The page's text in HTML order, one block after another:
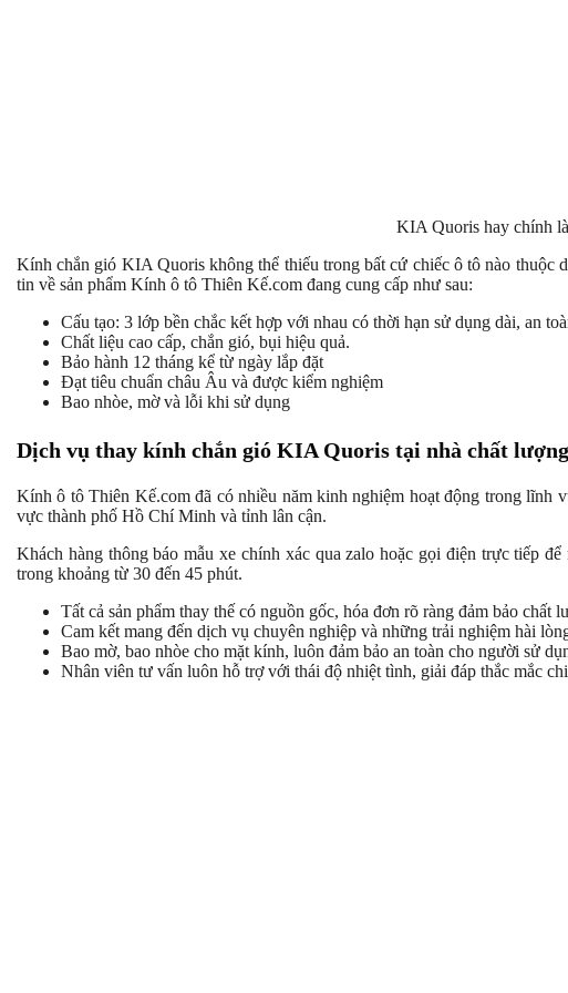
KIA Quoris hay chính
Kính chắn gió KIA Quoris không thể thiếu trong bất cứ chiếc ô tô nào
tin về sản phẩm Kính ô tô Thiên Kế.com đang cung cấp như sau:
Cấu tạo: 3 lớp bền chắc kết hợp với nhau có thời hạn sử dụng dài, an
Chất liệu cao cấp, chắn gió, bụi hiệu quả.
Bảo hành 12 tháng kể từ ngày lắp đặt
Đạt tiêu chuẩn châu Âu và được kiểm nghiệm
Bao nhòe, mờ và lỗi khi sử dụng
Dịch vụ thay kính chắn gió KIA Quoris tại nhà chất
Kính ô tô Thiên Kế.com đã có nhiều năm kinh nghiệm hoạt động trong lĩnh
vực thành phố Hồ Chí Minh và tỉnh lân cận.
Khách hàng thông báo mẫu xe chính xác qua zalo hoặc gọi điện trực tiếp
trong khoảng từ 30 đến 45 phút.
Tất cả sản phẩm thay thế có nguồn gốc, hóa đơn rõ ràng đảm bảo chất
Cam kết mang đến dịch vụ chuyên nghiệp và những trải nghiệm hài
Bao mờ, bao nhòe cho mặt kính, luôn đảm bảo an toàn cho người sử
Nhân viên tư vấn luôn hỗ trợ với thái độ nhiệt tình, giải đáp thắc mắc